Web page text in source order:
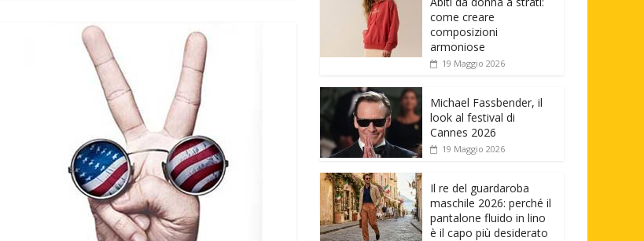
come creare
composizioni
armoniose
19 Maggio 2026
Michael Fassbender, il
look al festival di
Cannes 2026
19 Maggio 2026
Il re del guardaroba
maschile 2026: perché il
pantalone fluido in lino
è il capo più desiderato